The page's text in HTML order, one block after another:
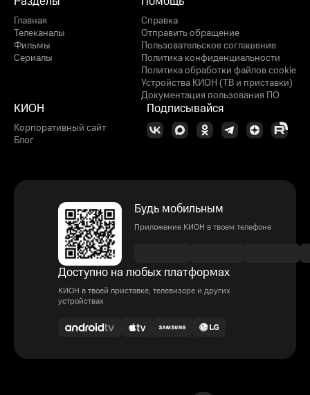
Главная
Телеканалы
Фильмы
Сериалы
Справка
Отправить обращение
Пользовательское соглашение
Политика конфиденциальности
Политика обработки файлов cookie
Устройства КИОН (ТВ и приставки)
Документация пользования ПО
КИОН
Корпоративный сайт
Блог
Подписывайся
Будь мобильным
Приложение КИОН в твоем телефоне
Доступно на любых платформах
КИОН в твоей приставке, телевизоре и других
устройствах